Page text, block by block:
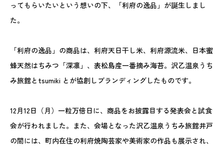
ってもらいたいという想いの下、「利府の逸品」が誕生しまし
た。
「利府の逸品」の商品は、利府天日干し米、利府源流米、日本蜜
蜂天然はちみつ「深凛」、表松島産一番摘み海苔。沢乙温泉うち
み旅館とtsumiki とが協創しブランディングしたものです。
12月12日（月）一粒万倍日に、商品をお披露目する発表会と試食
会が行われました。また、会場となった沢乙温泉うちみ旅館井戸
の間には、町内在住の利府焼陶芸家や美術家の作品も展示され、